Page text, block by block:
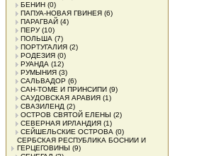
БЕНИН (0)
ПАПУА-НОВАЯ ГВИНЕЯ (6)
ПАРАГВАЙ (4)
ПЕРУ(10)
ПОЛЬША (7)
ПОРТУГАЛИЯ (2)
РОДЕЗИЯ (0)
РУАНДА (12)
РУМЫНИЯ (3)
САЛЬВАДОР (6)
САН-ТОМЕ И ПРИНСИПИ (9)
САУДОВСКАЯ АРАВИЯ (1)
СВАЗИЛЕНД (2)
ОСТРОВ СВЯТОЙ ЕЛЕНЫ (2)
СЕВЕРНАЯ ИРЛАНДИЯ (1)
СЕЙШЕЛЬСКИЕ ОСТРОВА (0)
СЕРБСКАЯ РЕСПУБЛИКА БОСНИИ И
ГЕРЦЕГОВИНЫ (9)